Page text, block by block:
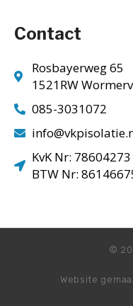
Contact
Rosbayerweg 65
1521RW
085-3031072
KvK Nr: 78604273
BTW Nr:
©
Website